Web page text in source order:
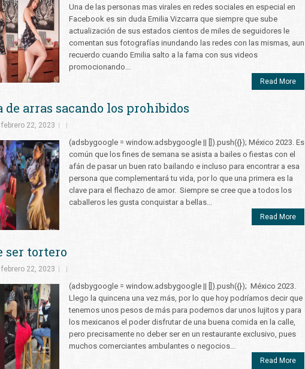
Una de las personas mas virales en redes sociales en especial en
Facebook es sin duda Emilia Vizcarra que siempre que sube
actualización de sus estados cientos de miles de seguidores le
comentan sus fotografías inundando las redes con las mismas, aun
recuerdo cuando Emilia salto a la fama con sus videos
promocionando...
Read More
de arras sacando los prohibidos
febrero 22, 2023
(adsbygoogle = window.adsbygoogle || []).push({}); México 2023. Es
común que los fines de semana se asista a bailes o fiestas con el
afán de pasar un buen rato bailando e incluso para encontrar a esa
persona que complementará tu vida, por lo que una primera es la
clave para el flechazo de amor. Siempre se cree que a todos los
caballeros les gusta conquistar a bellas...
Read More
ser tortero
febrero 22, 2023
(adsbygoogle = window.adsbygoogle || []).push({}); México 2023.
Llego la quincena una vez más, por lo que hoy podríamos decir que
tenemos unos pesos de más para podernos dar unos lujitos y para
los mexicanos el poder disfrutar de una buena comida en la calle,
pero precisamente no deber ser en un restaurante exclusivo, pues
muchos comerciantes ambulantes o negocios...
Read More